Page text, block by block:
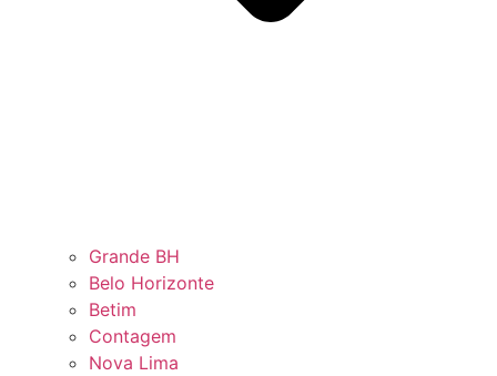
Grande BH
Belo Horizonte
Betim
Contagem
Nova Lima